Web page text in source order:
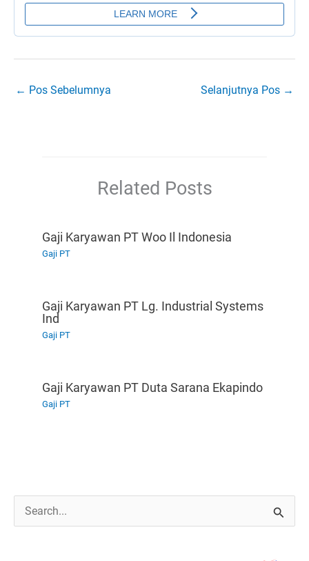
← Pos Sebelumnya Selanjutnya Pos →
Related Posts
Gaji Karyawan PT Woo Il Indonesia
Gaji PT
Gaji Karyawan PT Lg. Industrial Systems
Ind
Gaji PT
Gaji Karyawan PT Duta Sarana Ekapindo
Gaji PT
a